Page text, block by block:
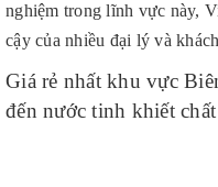
nghiệm trong lĩnh vực này,
cậy của nhiều đại lý và
Giá rẻ nhất khu vực
đến nước tinh khiết